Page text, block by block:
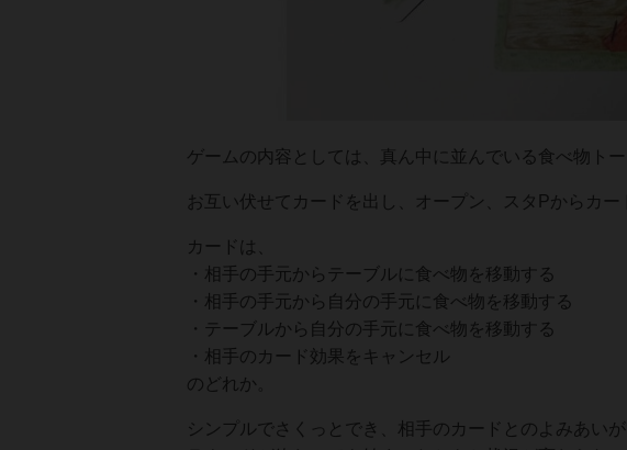
ゲームの内容としては、真ん中に並んでいる食べ物ト
お互い伏せてカードを出し、オープン、スタPからカー
カードは、
・相手の手元からテーブルに食べ物を移動する
・相手の手元から自分の手元に食べ物を移動する
・テーブルから自分の手元に食べ物を移動する
・相手のカード効果をキャンセル
のどれか。
シンプルでさくっとでき、相手のカードとのよみあいが